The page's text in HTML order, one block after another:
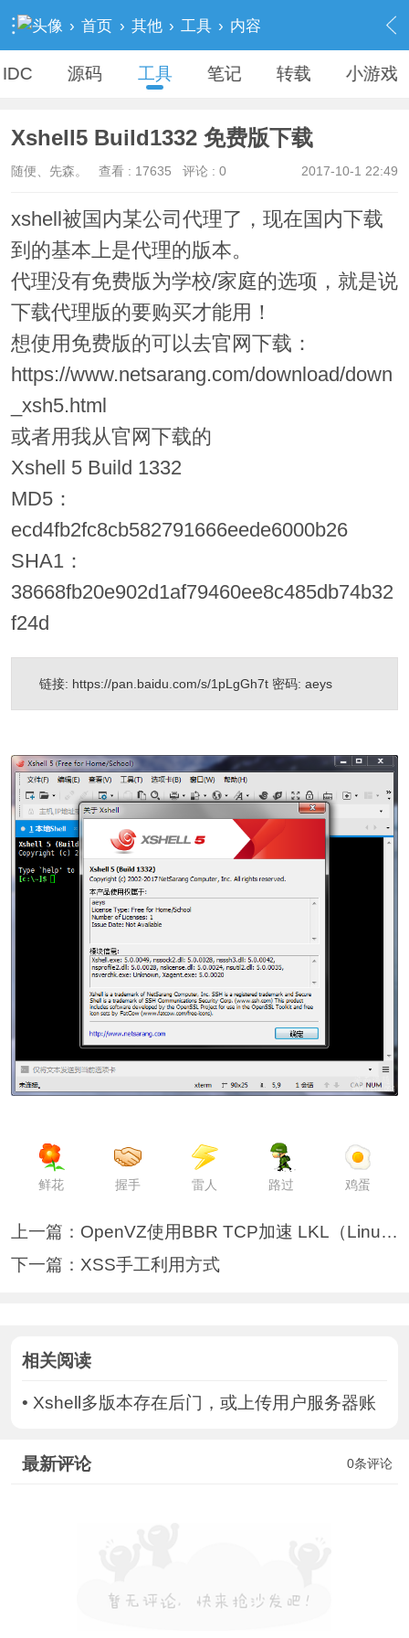
› 首页 › 其他 › 工具 › 内容
IDC 源码 工具 笔记 转载 小游戏
Xshell5 Build1332 免费版下载
2017-10-1 22:49
随便、先森。 查看 : 17635 评论 : 0
xshell被国内某公司代理了，现在国内下载
到的基本上是代理的版本。
代理没有免费版为学校/家庭的选项，就是说
下载代理版的要购买才能用！
想使用免费版的可以去官网下载：
https://www.netsarang.com/download/down
_xsh5.html
或者用我从官网下载的
Xshell 5 Build 1332
MD5：
ecd4fb2fc8cb582791666eede6000b26
SHA1：
38668fb20e902d1af79460ee8c485db74b32
f24d
链接: https://pan.baidu.com/s/1pLgGh7t 密码: aeys
鲜花 握手 雷人 路过 鸡蛋
上一篇： OpenVZ使用BBR TCP加速 LKL（Linux Ker
下一篇： XSS手工利用方式
相关阅读
• Xshell多版本存在后门，或上传用户服务器账
0条评论
最新评论